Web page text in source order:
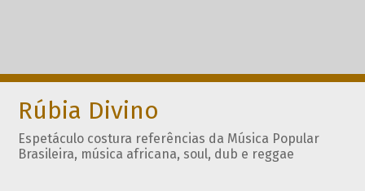
Rúbia Divino
Espetáculo costura referências da Música Popular
Brasileira, música africana, soul, dub e reggae